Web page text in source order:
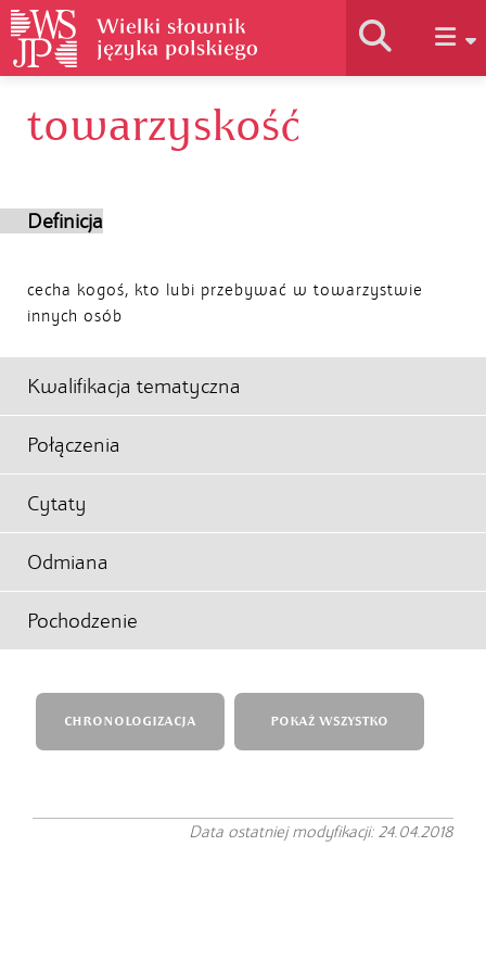
Historia słownika
towarzyskość
Definicja
cecha kogoś, kto lubi przebywać w towarzystwie
innych osób
Kwalifikacja tematyczna
Połączenia
Cytaty
Odmiana
Pochodzenie
CHRONOLOGIZACJA POKAŻ WSZYSTKO
Data ostatniej modyfikacji: 24.04.2018